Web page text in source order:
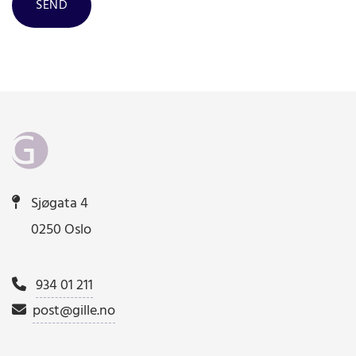

Sjøgata 4
0250 Oslo
 934 01 211
 post@gille.no